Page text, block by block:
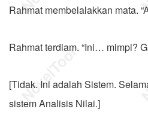
Rahmat membelalakkan mata.
Rahmat terdiam. “Ini… mimpi?
[Tidak. Ini adalah Sistem.
sistem Analisis Nilai.]